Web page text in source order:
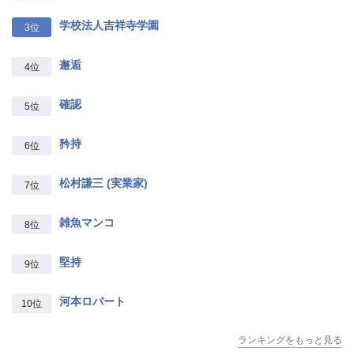
3位 学校法人吉祥寺学園
4位 邂逅
5位 確認
6位 矜持
7位 松村謙三 (実業家)
8位 雑魚マンコ
9位 堅持
10位 河本ロバート
ランキングをもっと見る